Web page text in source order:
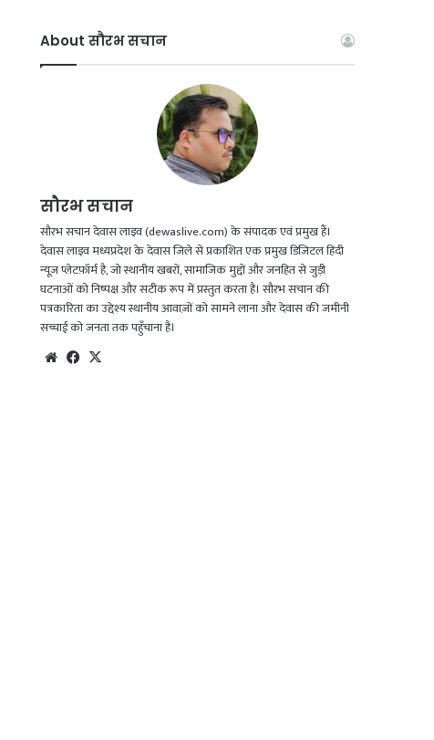
c
e
k
u
T
s
t
a
g
a
m
t
s
A
p
About सौरभ सचान
सौरभ सचान
सौरभ सचान देवास लाइव (dewaslive.com) के संपादक एवं प्रमुख हैं।
देवास लाइव मध्यप्रदेश के देवास जिले से प्रकाशित एक प्रमुख डिजिटल हिंदी
न्यूज़ प्लेटफ़ॉर्म है, जो स्थानीय खबरों, सामाजिक मुद्दों और जनहित से जुड़ी
घटनाओं को निष्पक्ष और सटीक रूप में प्रस्तुत करता है। सौरभ सचान की
पत्रकारिता का उद्देश्य स्थानीय आवाज़ों को सामने लाना और देवास की जमीनी
सच्चाई को जनता तक पहुँचाना है।
We Fac